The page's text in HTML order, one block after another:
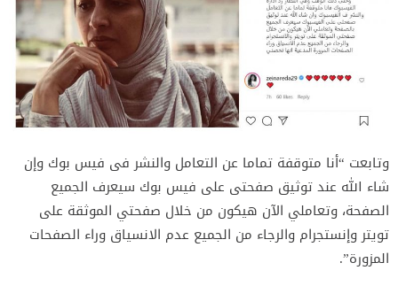
وتابعت “أنا متوقفة تماما عن التعامل والنشر فى فيس بوك وإن
شاء الله عند توثيق صفحتى على فيس بوك سيعرف الجميع
الصفحة، وتعاملي الآن هيكون من خلال صفحتي الموثقة على
تويتر وإنستجرام والرجاء من الجميع عدم الانسياق وراء الصفحات
المزورة”.